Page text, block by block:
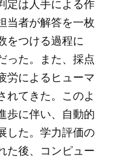
定は人手による作
当者が解答を一枚
をつける過程に
った。また、採点
労によるヒューマ
れてきた。このよ
歩に伴い、自動的
した。学力評価の
た後、コンピュー